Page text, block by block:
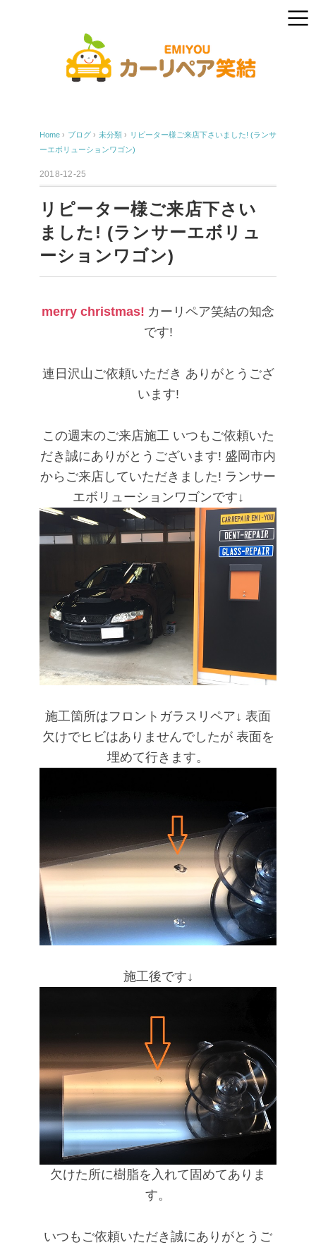
Home › ブログ › 未分類 › リピーター様ご来店下さいました! (ランサ
ーエボリューションワゴン)
2018-12-25
リピーター様ご来店下さい
ました! (ランサーエボリュ
ーションワゴン)
merry christmas! カーリペア笑結の知念
です!
連日沢山ご依頼いただき ありがとうござ
います!
この週末のご来店施工 いつもご依頼いた
だき誠にありがとうございます! 盛岡市内
からご来店していただきました! ランサー
エボリューションワゴンです↓
施工箇所はフロントガラスリペア↓ 表面
欠けでヒビはありませんでしたが表面を
埋めて行きます。
施工後です↓
欠けた所に樹脂を入れて固めてありま
す。
いつもご依頼いただき誠にありがとうご